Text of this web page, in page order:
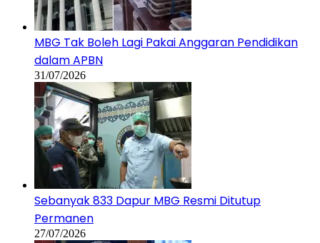
MBG Tak Boleh Lagi Pakai Anggaran Pendidikan
dalam APBN
31/07/2026
Sebanyak 833 Dapur MBG Resmi Ditutup
Permanen
27/07/2026